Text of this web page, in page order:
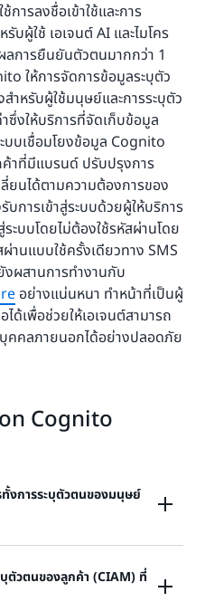
ารลงชื่อเข้าใช้และการ
ผู้ใช้ เอเจนต์ AI และไมโคร
ลการยืนยันตัวตนมากกว่า 1
ให้การจัดการข้อมูลระบุตัว
ำหรับผู้ใช้มนุษย์และการระบุตัว
ซึ่งให้บริการที่จัดเก็บข้อมูล
บบเชื่อมโยงข้อมูล Cognito
าที่มีแบรนด์ ปรับปรุงการ
ยนได้ตามความต้องการของ
การเข้าสู่ระบบด้วยผู้ให้บริการ
ะบบโดยไม่ต้องใช้รหัสผ่านโดย
นแบบใช้ครั้งเดียวทาง SMS
ผสานการทำงานกับ
อย่างแน่นหนา ทำหน้าที่เป็นผู้
ด้เพื่อช่วยให้เอเจนต์สามารถ
คคลภายนอกได้อย่างปลอดภัย
Cognito
งการระบุตัวตนของมนุษย์
ะบุตัวตนโดยให้นักพัฒนา
องผู้ใช้และเครื่องผ่าน
บุตัวตนของลูกค้า (CIAM) ที่